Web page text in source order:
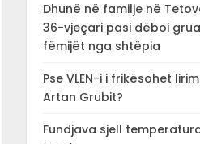
Dhunë në familje në
36-vjeçari pasi dëboi
fëmijët nga shtëpia
Pse VLEN-i i frikësohet
Artan Grubit?
Fundjava sjell